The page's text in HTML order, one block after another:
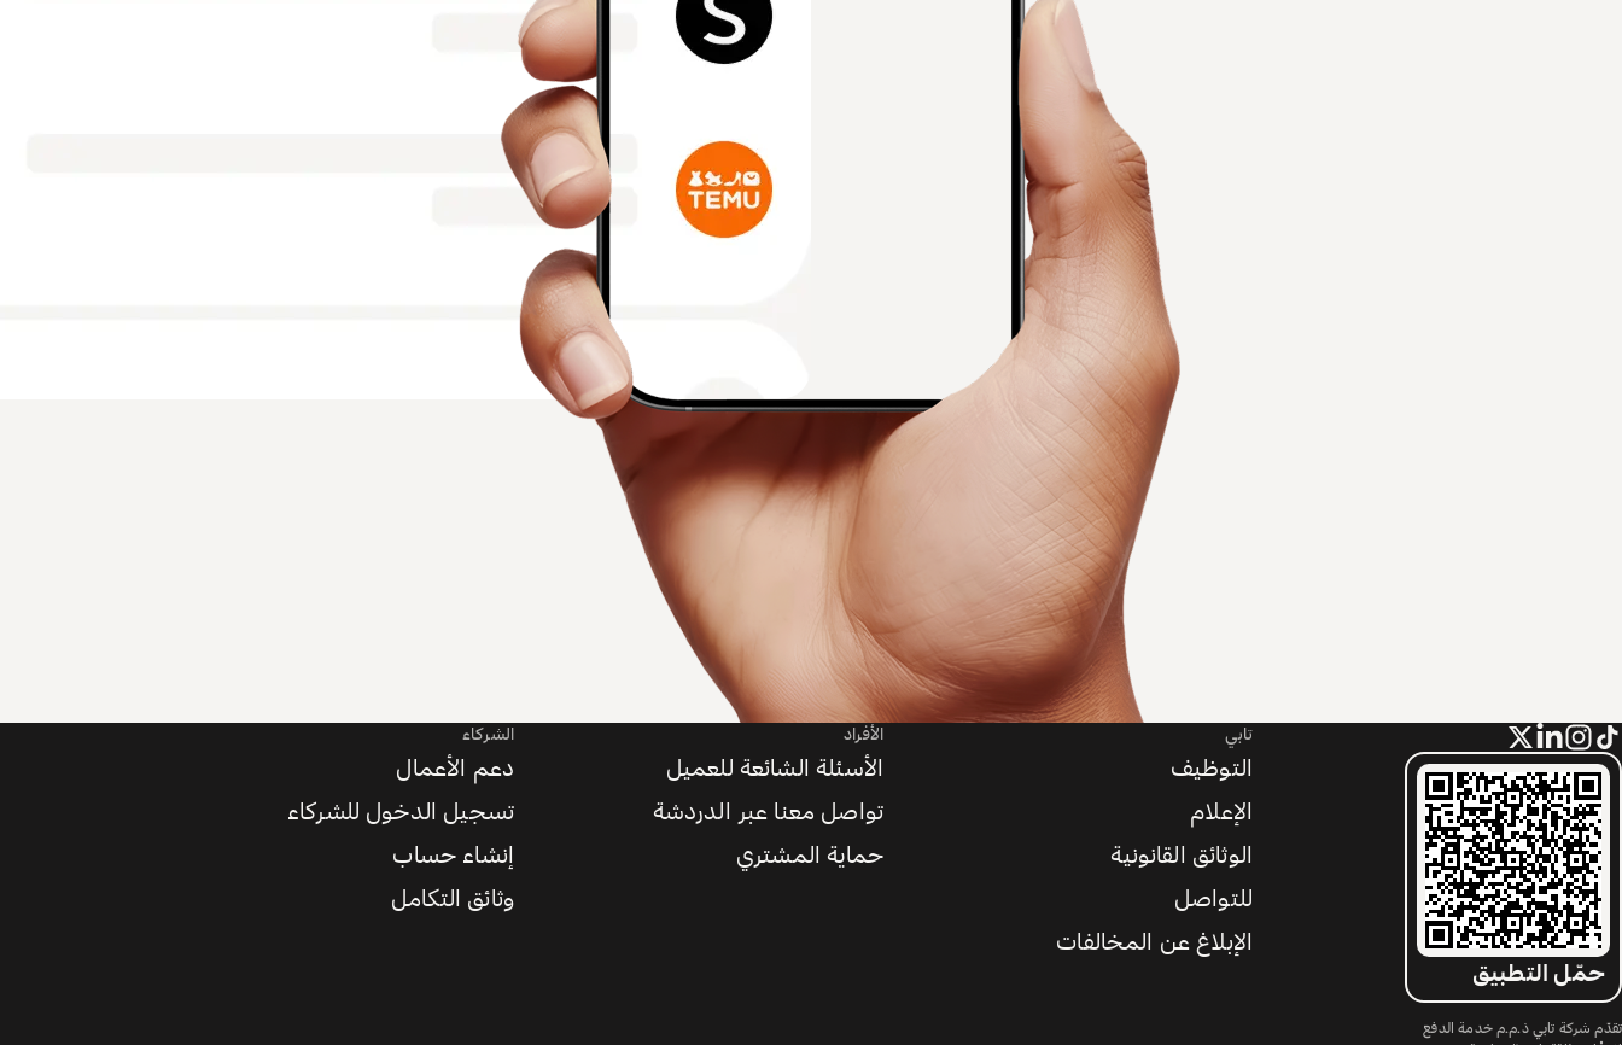
حمّل التطبيق
تقدّم شركة تابي ذ.م.م خدمة الدفع
تابي
التوظيف
الإعلام
الوثائق القانونية
للتواصل
الإبلاغ عن المخالفات
الأفراد
الأسئلة الشائعة للعميل
تواصل معنا عبر الدردشة
حماية المشتري
الشركاء
دعم الأعمال
تسجيل الدخول للشركاء
إنشاء حساب
وثائق التكامل